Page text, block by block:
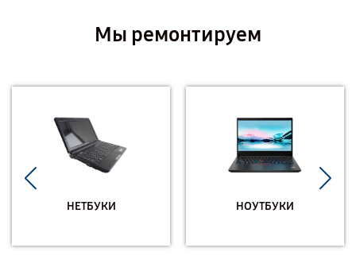
Мы ремонтируем
НЕТБУКИ НОУТБУКИ